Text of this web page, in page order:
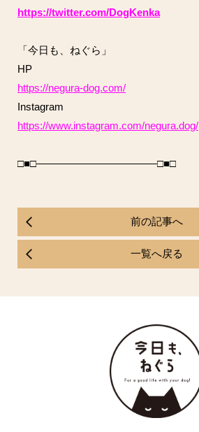
https://twitter.com/DogKenka
「今日も、ねぐら」
HP
https://negura-dog.com/
Instagram
https://www.instagram.com/negura.dog/
□■□———————————–□■□
前の記事へ
一覧へ戻る